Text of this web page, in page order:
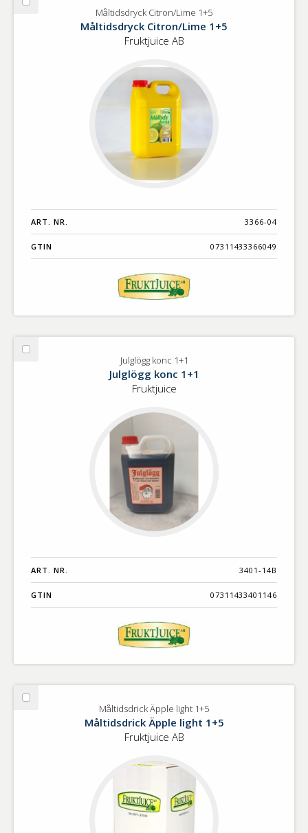
Välj
Måltidsdryck Citron/Lime 1+5
Måltidsdryck Citron/Lime 1+5
Fruktjuice AB
ART. NR. 3366-04
GTIN 07311433366049
Välj
Julglögg konc 1+1
Julglögg konc 1+1
Fruktjuice
ART. NR. 3401-14B
GTIN 07311433401146
Välj
Måltidsdrick Äpple light 1+5
Måltidsdrick Äpple light 1+5
Fruktjuice AB